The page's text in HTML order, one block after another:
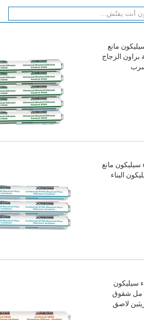
مانع
الزجاج
سيليكون مانع
البناء
سيليكون
مانع التسرب 600 مل شقوق
لاصق